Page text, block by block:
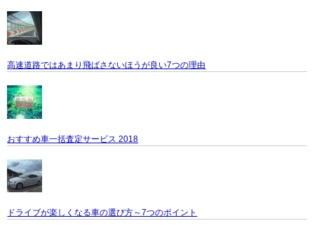
高速道路ではあまり飛ばさないほうが良い7つの理由
おすすめ車一括査定サービス 2018
ドライブが楽しくなる車の選び方～7つのポイント